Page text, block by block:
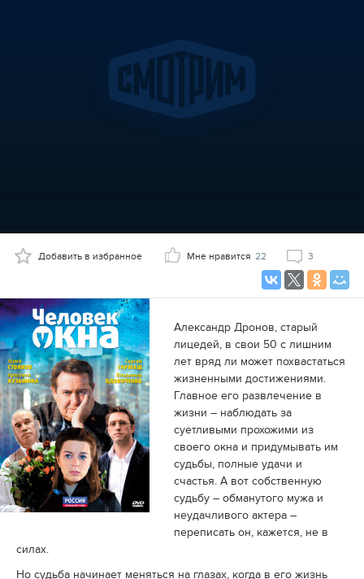
Добавить в избранное Мне нравится 22 3
Александр Дронов, старый
лицедей, в свои 50 с лишним
лет вряд ли может похвастаться
жизненными достижениями.
Главное его развлечение в
жизни – наблюдать за
суетливыми прохожими из
своего окна и придумывать им
судьбы, полные удачи и
счастья. А вот собственную
судьбу – обманутого мужа и
неудачливого актера –
переписать он, кажется, не в
силах.
Но судьба начинает меняться на глазах, когда в его жизнь